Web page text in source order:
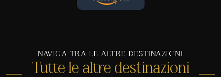
NAVIGA TRA LE ALTRE DESTINAZIONI
Tutte le altre destinazioni